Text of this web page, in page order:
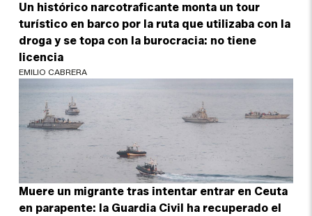
Un histórico narcotraficante monta un tour
turístico en barco por la ruta que utilizaba con la
droga y se topa con la burocracia: no tiene
licencia
EMILIO CABRERA
Muere un migrante tras intentar entrar en Ceuta
en parapente: la Guardia Civil ha recuperado el